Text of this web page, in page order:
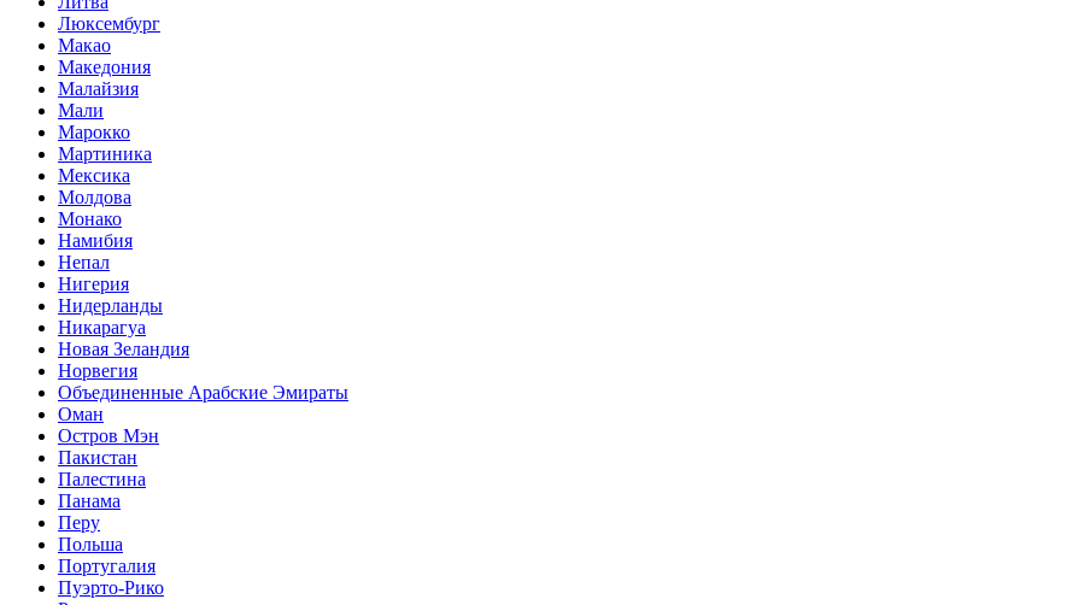
Люксембург
Макао
Македония
Малайзия
Мали
Марокко
Мартиника
Мексика
Молдова
Монако
Намибия
Непал
Нигерия
Нидерланды
Никарагуа
Новая Зеландия
Норвегия
Объединенные Арабские Эмираты
Оман
Остров Мэн
Пакистан
Палестина
Панама
Перу
Польша
Португалия
Пуэрто-Рико